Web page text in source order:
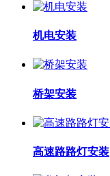
机电安装
桥架安装
高速路路灯安装